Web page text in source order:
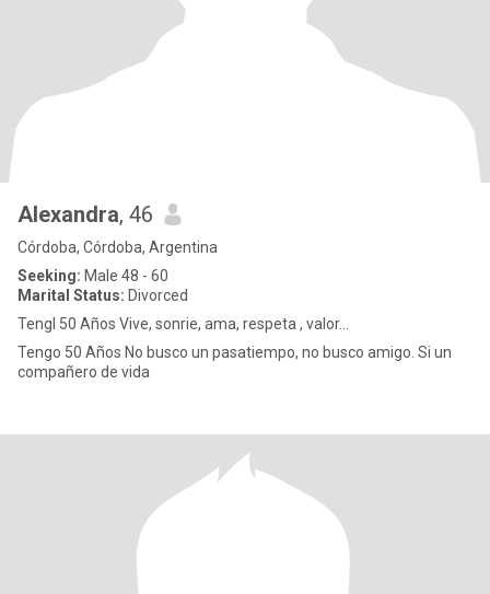
Alexandra, 46
Córdoba, Córdoba, Argentina
Seeking: Male 48 - 60
Marital Status: Divorced
Tengl 50 Años Vive, sonrie, ama, respeta , valor...
Tengo 50 Años No busco un pasatiempo, no busco amigo. Si un
compañero de vida